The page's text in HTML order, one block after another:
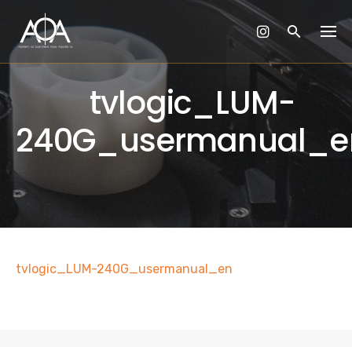
content
tvlogic_LUM-
tvlogic_LUM-240G_usermanual_en